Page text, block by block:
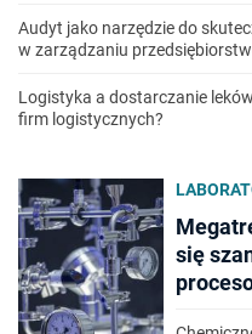
Audyt jako narzędzie do
w zarządzaniu
Logistyka a dostarczanie
firm logistycznych?
się